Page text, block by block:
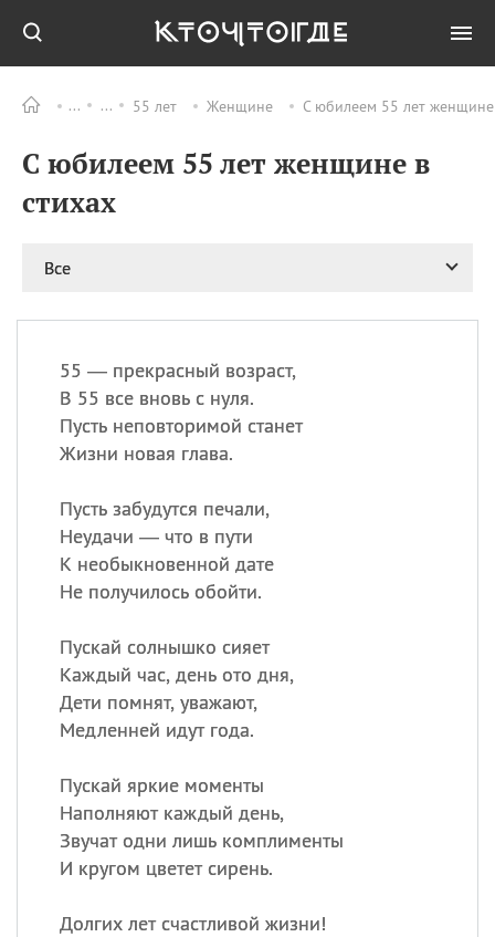
55 лет Женщине С юбилеем 55 лет женщине
С юбилеем 55 лет женщине в
стихах
Все
55 — прекрасный возраст,
В 55 все вновь с нуля.
Пусть неповторимой станет
Жизни новая глава.
Пусть забудутся печали,
Неудачи — что в пути
К необыкновенной дате
Не получилось обойти.
Пускай солнышко сияет
Каждый час, день ото дня,
Дети помнят, уважают,
Медленней идут года.
Пускай яркие моменты
Наполняют каждый день,
Звучат одни лишь комплименты
И кругом цветет сирень.
Долгих лет счастливой жизни!
ПРАЗДНИКИ Все
09.08
День памяти
великомученика и
Николая Чудотворца
11.08 День полета на
11.08 День Святой Клары —
телевидения
Сегодня празднуют именины
Герман
Анфиса
Посмотреть значение